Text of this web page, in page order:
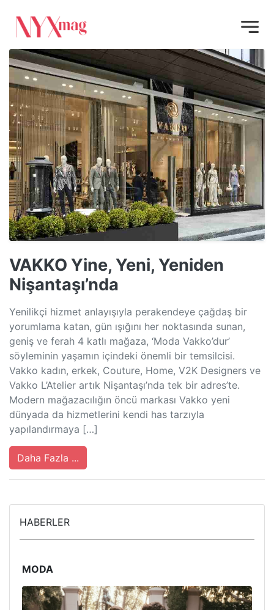
VAKKO Yine, Yeni, Yeniden
Nişantaşı’nda
Yenilikçi hizmet anlayışıyla perakendeye çağdaş bir
yorumlama katan, gün ışığını her noktasında sunan,
geniş ve ferah 4 katlı mağaza, ‘Moda Vakko’dur’
söyleminin yaşamın içindeki önemli bir temsilcisi.
Vakko kadın, erkek, Couture, Home, V2K Designers ve
Vakko L’Atelier artık Nişantaşı’nda tek bir adres’te.
Modern mağazacılığın öncü markası Vakko yeni
dünyada da hizmetlerini kendi has tarzıyla
yapılandırmaya […]
Daha Fazla ...
HABERLER
MODA